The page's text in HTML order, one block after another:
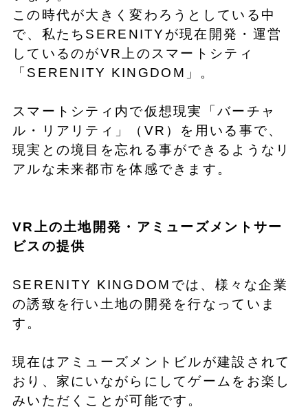
この時代が大きく変わろうとしている中
で、私たちSERENITYが現在開発・運営
しているのがVR上のスマートシティ
「SERENITY KINGDOM」。
スマートシティ内で仮想現実「バーチャ
ル・リアリティ」（VR）を用いる事で、
現実との境目を忘れる事ができるようなリ
アルな未来都市を体感できます。
VR上の土地開発・アミューズメントサー
ビスの提供
SERENITY KINGDOMでは、様々な企業
の誘致を行い土地の開発を行なっていま
す。
現在はアミューズメントビルが建設されて
おり、家にいながらにしてゲームをお楽し
みいただくことが可能です。